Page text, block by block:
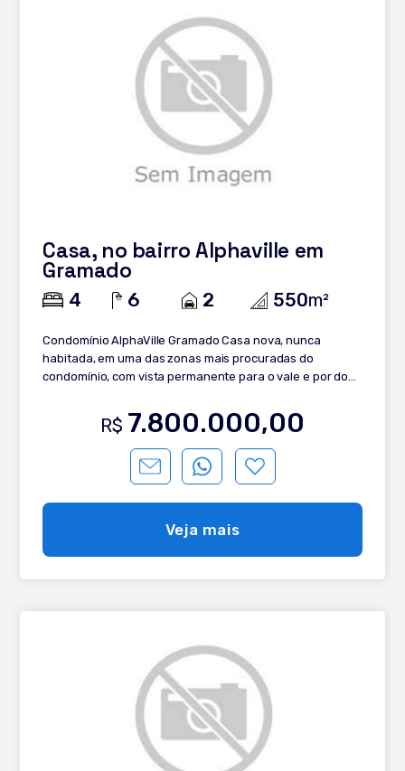
Casa, no bairro Alphaville em
Gramado
4 6 2 550m²
Condomínio AlphaVille Gramado Casa nova, nunca
habitada, em uma das zonas mais procuradas do
condomínio, com vista permanente para o vale e por do
integrado com pé direito duplo - Lareira - Sacada aberta
empregada ou hóspede - Garagem coberta - Área de
serviço - Esquadrias em PVC vidros duplos
R$ 7.800.000,00
Veja mais